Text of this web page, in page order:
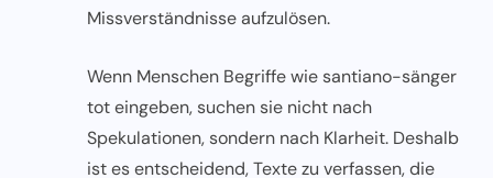
Missverständnisse aufzulösen.
Wenn Menschen Begriffe wie santiano-sänger
tot eingeben, suchen sie nicht nach
Spekulationen, sondern nach Klarheit. Deshalb
ist es entscheidend, Texte zu verfassen, die